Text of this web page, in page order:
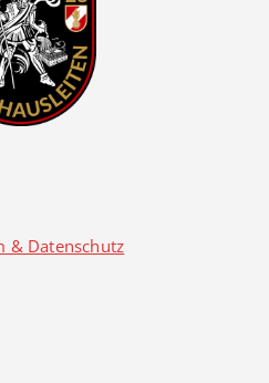
& Datenschutz